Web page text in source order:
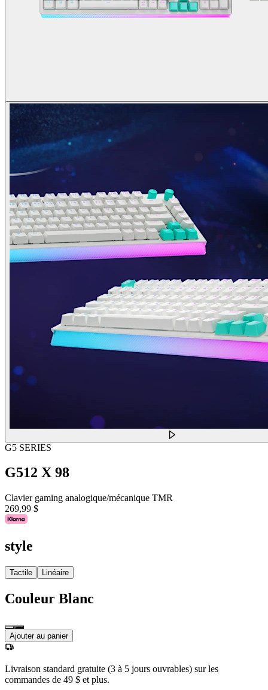
G5 SERIES
G512 X 98
Clavier gaming analogique/mécanique TMR
269,99 $
style
Tactile Linéaire
Couleur Blanc
Ajouter au panier
Livraison standard gratuite (3 à 5 jours ouvrables) sur les
commandes de 49 $ et plus.